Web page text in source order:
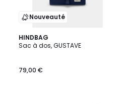
Nouveauté
HINDBAG
Sac à dos, GUSTAVE
79,00 €
3
Couleurs